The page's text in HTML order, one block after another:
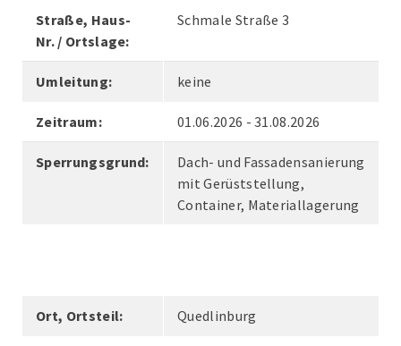
Straße, Haus-
Nr. / Ortslage:
Schmale Straße 3
Umleitung: keine
Zeitraum: 01.06.2026 - 31.08.2026
Sperrungsgrund:
Dach- und Fassadensanierung
mit Gerüststellung,
Container, Materiallagerung
Ort, Ortsteil: Quedlinburg